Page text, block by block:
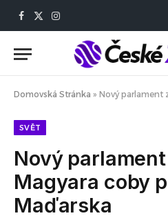
Facebook
X
Instagram
Domovská Stránka » Nový parlament
SVĚT
Nový
Magyara coby
Maďarska